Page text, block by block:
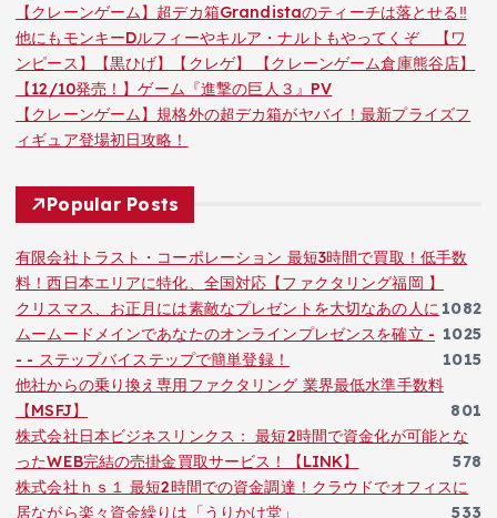
【クレーンゲーム】超デカ箱Grandistaのティーチは落とせる‼︎
他にもモンキーDルフィーやキルア・ナルトもやってくぞ 【ワ
ンピース】【黒ひげ】【クレゲ】 【クレーンゲーム倉庫熊谷店】
【12/10発売！】ゲーム『進撃の巨人３』PV
【クレーンゲーム】規格外の超デカ箱がヤバイ！最新プライズフ
ィギュア登場初日攻略！
Popular Posts
有限会社トラスト・コーポレーション 最短3時間で買取！低手数
料！西日本エリアに特化、全国対応【ファクタリング福岡 】
1082
クリスマス、お正月には素敵なプレゼントを大切なあの人に
1025
ムームードメインであなたのオンラインプレゼンスを確立 -
- - ステップバイステップで簡単登録！
1015
他社からの乗り換え専用ファクタリング 業界最低水準手数料
【MSFJ】
801
株式会社日本ビジネスリンクス： 最短2時間で資金化が可能とな
ったWEB完結の売掛金買取サービス！【LINK】
578
株式会社ｈｓ１ 最短2時間での資金調達！クラウドでオフィスに
居ながら楽々資金繰りは「うりかけ堂」
533